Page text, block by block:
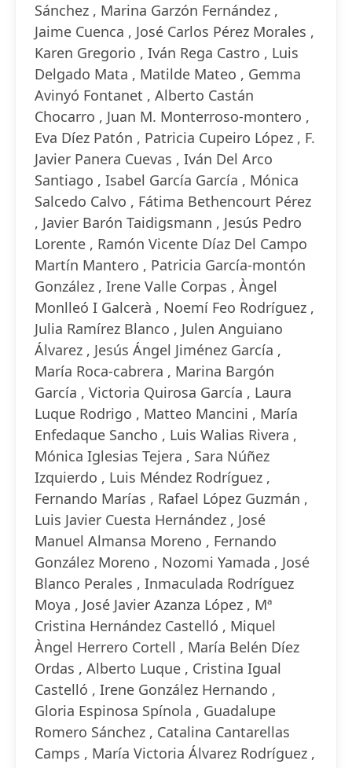
Sánchez , Marina Garzón Fernández ,
Jaime Cuenca , José Carlos Pérez Morales ,
Karen Gregorio , Iván Rega Castro , Luis
Delgado Mata , Matilde Mateo , Gemma
Avinyó Fontanet , Alberto Castán
Chocarro , Juan M. Monterroso-montero ,
Eva Díez Patón , Patricia Cupeiro López , F.
Javier Panera Cuevas , Iván Del Arco
Santiago , Isabel García García , Mónica
Salcedo Calvo , Fátima Bethencourt Pérez
, Javier Barón Taidigsmann , Jesús Pedro
Lorente , Ramón Vicente Díaz Del Campo
Martín Mantero , Patricia García-montón
González , Irene Valle Corpas , Àngel
Monlleó I Galcerà , Noemí Feo Rodríguez ,
Julia Ramírez Blanco , Julen Anguiano
Álvarez , Jesús Ángel Jiménez García ,
María Roca-cabrera , Marina Bargón
García , Victoria Quirosa García , Laura
Luque Rodrigo , Matteo Mancini , María
Enfedaque Sancho , Luis Walias Rivera ,
Mónica Iglesias Tejera , Sara Núñez
Izquierdo , Luis Méndez Rodríguez ,
Fernando Marías , Rafael López Guzmán ,
Luis Javier Cuesta Hernández , José
Manuel Almansa Moreno , Fernando
González Moreno , Nozomi Yamada , José
Blanco Perales , Inmaculada Rodríguez
Moya , José Javier Azanza López , Mª
Cristina Hernández Castelló , Miquel
Àngel Herrero Cortell , María Belén Díez
Ordas , Alberto Luque , Cristina Igual
Castelló , Irene González Hernando ,
Gloria Espinosa Spínola , Guadalupe
Romero Sánchez , Catalina Cantarellas
Camps , María Victoria Álvarez Rodríguez ,